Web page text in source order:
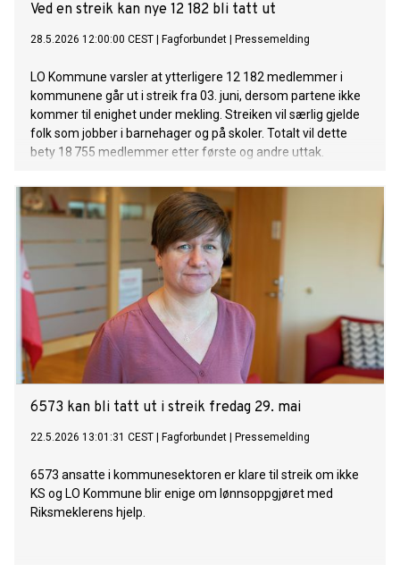
Ved en streik kan nye 12 182 bli tatt ut
28.5.2026 12:00:00 CEST Fagforbundet Pressemelding
LO Kommune varsler at ytterligere 12 182 medlemmer i
kommunene går ut i streik fra 03. juni, dersom partene ikke
kommer til enighet under mekling. Streiken vil særlig gjelde
folk som jobber i barnehager og på skoler. Totalt vil dette
bety 18 755 medlemmer etter første og andre uttak.
6573 kan bli tatt ut i streik fredag 29. mai
22.5.2026 13:01:31 CEST Fagforbundet Pressemelding
6573 ansatte i kommunesektoren er klare til streik om ikke
KS og LO Kommune blir enige om lønnsoppgjøret med
Riksmeklerens hjelp.